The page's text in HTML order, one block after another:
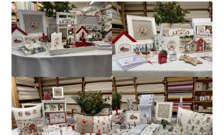
Kasse
Mein Konto